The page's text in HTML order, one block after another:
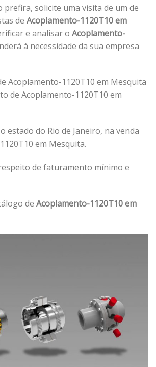
prefira, solicite uma visita de um de
de Acoplamento-1120T10 em
e analisar o Acoplamento-
à necessidade da sua empresa
Acoplamento-1120T10 em Mesquita
de Acoplamento-1120T10 em
estado do Rio de Janeiro, na venda
em Mesquita.
de faturamento mínimo e
de Acoplamento-1120T10 em